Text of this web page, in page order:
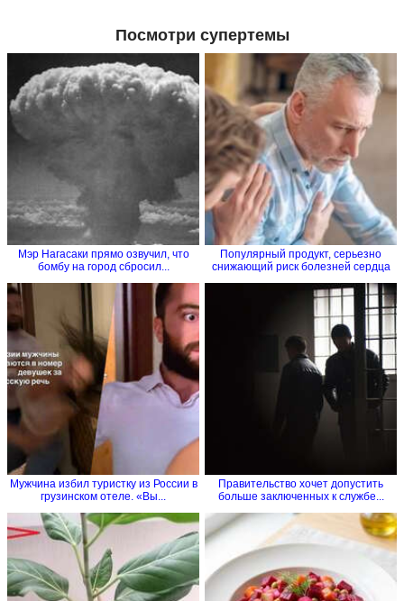
Посмотри супертемы
Мэр Нагасаки прямо озвучил, что
бомбу на город сбросил...
Популярный продукт, серьезно
снижающий риск болезней сердца
Мужчина избил туристку из России в
грузинском отеле. «Вы...
Правительство хочет допустить
больше заключенных к службе...